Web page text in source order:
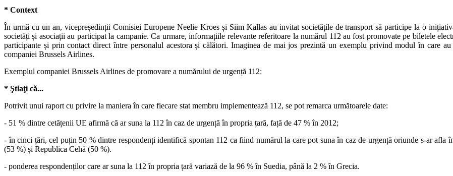
* Context
În urmă cu un an, vicepreședinții Comisiei Europene Neelie Kroes și Siim Kallas au invitat societățile de transport să participe la o
societăți și asociații au participat la campanie. Ca urmare, informațiile relevante referitoare la numărul 112 au fost promovate pe biletele
participante și prin contact direct între personalul acestora și călători. Imaginea de mai jos prezintă un exemplu privind modul în care
companiei Brussels Airlines.
Exemplul companiei Brussels Airlines de promovare a numărului de urgență 112:
* Ştiaţi că...
Potrivit unui raport cu privire la maniera în care fiecare stat membru implementează 112, se pot remarca următoarele date:
- 51 % dintre cetățenii UE afirmă că ar suna la 112 în caz de urgență în propria țară, față de 47 % în 2012;
- în cinci țări, cel puțin 50 % dintre respondenți identifică spontan 112 ca fiind numărul la care pot suna în caz de urgență oriunde s-ar
(53 %) și Republica Cehă (50 %).
- ponderea respondenților care ar suna la 112 în propria țară variază de la 96 % în Suedia, până la 2 % în Grecia.